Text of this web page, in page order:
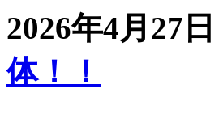
2026年4月27
体！！